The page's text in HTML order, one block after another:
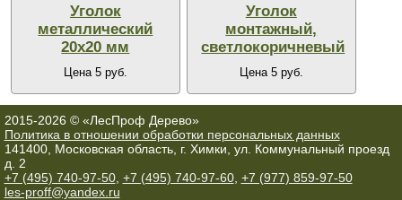
Уголок
металлический
20х20 мм
Цена 5 руб.
Уголок
монтажный,
светлокоричневый
Цена 5 руб.
2015-2026 © «ЛесПроф Дерево»
Политика в отношении обработки персональных данных
141400, Московская область, г. Химки, ул. Коммунальный проезд
д. 2
+7 (495) 740-97-50, +7 (495) 740-97-60, +7 (977) 859-97-50
les-proff@yandex.ru